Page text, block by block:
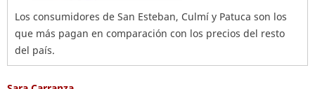
Los consumidores de San Esteban, Culmí y Patuca son los
que más pagan en comparación con los precios del resto
del país.